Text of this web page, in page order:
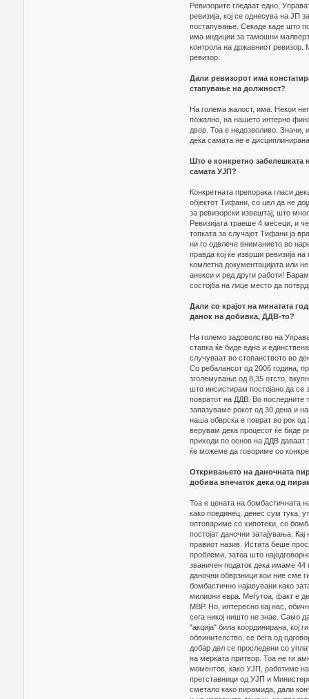
Ревизорите гледаат едно,
ревизија, кој се однесува на ЈП
постапување. Секаде каде што
има индиции за тамошни
контрола на државниот
ревизор.
Дали ревизорот има
стапување на должност?
На голема жалост, има. Некои
пожално, на нашето интерно
двор. Тоа е недозволиво. Значи,
дека самата не е
Што е конкретно
самата УЈП?
Конкретната препорака гласи
објектот Тифани, со цел да не
за ревизорски извештај, што
Ревизијата траеше 4 месеци, и
топката за случајот Тифани ја
ни го одвлече вниманието во
правда кој ќе изврши ревизија
комлетна документацијата или
анекси и ред други работи!
состојба на лице место да
Дали со крајот на минатата
данок на добивка, ДДВ-то?
На големо задоволство на
стапка ќе биде една и
случуваат во стопанството во
Со ребалансот од 2006 година,
зголемување од 8,35 отсто,
што инсистирам постојано да се
повратот на ДДВ. Во последните
запазуваме рокот од 30 дена и
наша обврска е поврат во рок од
верувам дека процесот ќе биде
приходи по основ на ДДВ даваат
ќе можеме да говориме со
Откривањето на даночната
добива впечаток дека од
Тоа е цената на бомбастичната
како поединец, денес сум тука,
оптовариме со хипотеки, со
постојат даночни затајувања.
правиот назив. Истата беше
проблеми, затоа што
званичен податок дека имаме 44
даночни обврзници кои ние сме
бомбастично најавувани како
милиони евра. Меѓутоа, факт е
МВР. Но, интересно кај нас,
сега никој ништо не знае. Само
"акција" била координирана, кој
обвинителство, се бега од
добар дел се проследени со
на мерката притвор. Тоа не ги
моментов, како УЈП, работиме
претставници од УЈП и
сметало како пирамида, дали